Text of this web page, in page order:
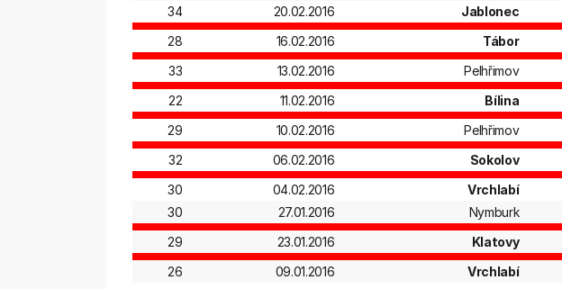
34 20.02.2016 Jablonec
28
16.02.2016 Tábor
33
13.02.2016 Pelhřimov
22
11.02.2016 Bílina
29
10.02.2016 Pelhřimov
32
06.02.2016 Sokolov
30
04.02.2016 Vrchlabí
30
27.01.2016 Nymburk
29
23.01.2016 Klatovy
26
09.01.2016 Vrchlabí